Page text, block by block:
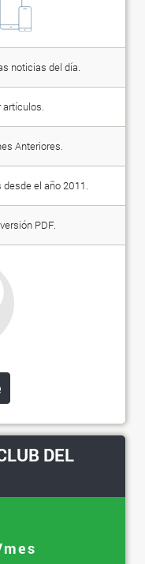
noticias del día.
Anteriores.
el año 2011.
PDF.
DEL